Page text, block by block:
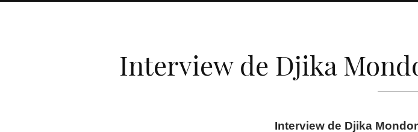
Interview de Djika
Interview de Djika